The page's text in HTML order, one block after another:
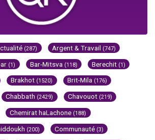
(287) Argent & Travail (747)
(1) Bar-Mitsva (118) Berechit (1)
Brakhot (1520) Brit-Mila (176)
Chabbath (2429) Chavouot (219)
Chemirat haLachone (188)
(200) Communauté (3)